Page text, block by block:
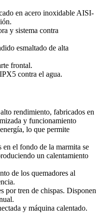
en acero inoxidable AISI-
y sistema contra
esmaltado de alta
frontal.
contra el agua.
rendimiento, fabricados en
y funcionamiento
lo que permite
en el fondo de la marmita se
un calentamiento
de los quemadores al
por tren de chispas. Disponen
y máquina calentado.